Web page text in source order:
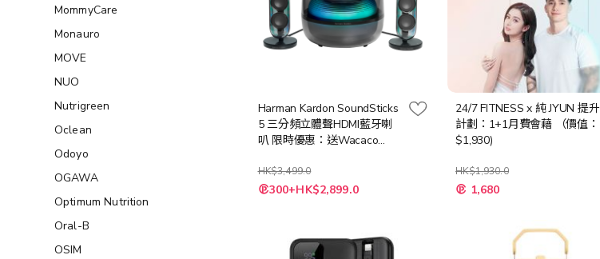
Harman Kardon SoundSticks
5 三分頻立體聲HDMI藍牙喇
叭 限時優惠：送Wacaco
HK$3,499.0
300+HK$2,899.0
24/7 FITNESS x 純 JYUN 提升
計劃：1+1月費會藉 （價值：
$1,930)
HK$1,930.0
特
殊 1,680
MommyCare
Monauro
MOVE
NUO
Nutrigreen
Oclean
Odoyo
OGAWA
Optimum Nutrition
Oral-B
OSIM